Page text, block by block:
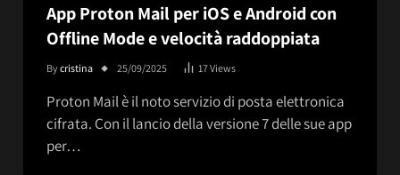
App Proton Mail per iOS e Android con
Offline Mode e velocità raddoppiata
Bycristina 25/09/2025 17Views
Proton Mail è il noto servizio di posta elettronica
cifrata. Con il lancio della versione 7 delle sue app
per…